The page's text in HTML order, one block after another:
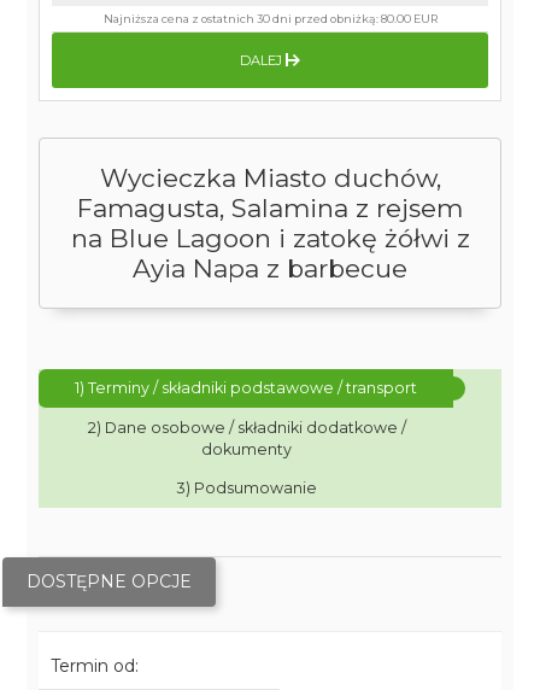
Wycieczka Miasto duchów,
Famagusta, Salamina z rejsem
na Blue Lagoon i zatokę żółwi z
Ayia Napa z barbecue
1) Terminy / składniki podstawowe / transport
2) Dane osobowe / składniki dodatkowe /
dokumenty
3) Podsumowanie
DOSTĘPNE OPCJE
Termin od:
Najniższa cena z ostatnich 30 dni przed obniżką:80.00 EUR
DALEJ